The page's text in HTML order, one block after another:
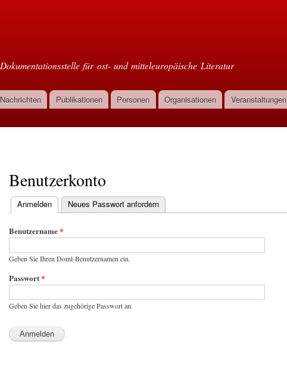
Dokumentationsstelle für ost- und mitteleuropäische Literatur
Nachrichten Publikationen Personen Organisationen Veranstaltungen
Benutzerkonto
Haupt-Reiter
Anmelden (aktiver Reiter)
Neues Passwort anfordern
Benutzername*
Geben Sie Ihren Doml-Benutzernamen ein.
Passwort*
Geben Sie hier das zugehörige Passwort an.